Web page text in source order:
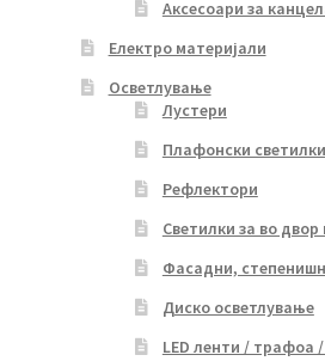
Аксесоари за
Електро материјали
Осветлување
Лустери
Плафонски светилки
Рефлектори
Светилки за во
Фасадни,
Диско осветлување
LED ленти / трафоа